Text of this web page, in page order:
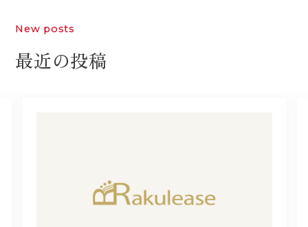
New posts
最近の投稿